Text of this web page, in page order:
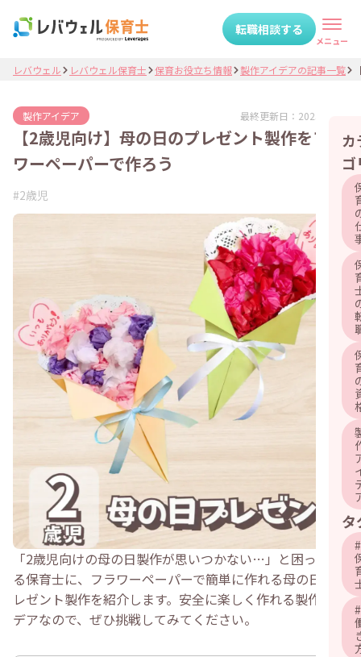
転職相談する
メニュー
カ
ゴ
タ
#
#
レバウェル レバウェル保育士 保育お役立ち情報 製作アイデアの記事一覧
製作アイデア 最終更新日： 2025.08.07
【2歳児向け】母の日のプレゼント製作をフラ
ワーペーパーで作ろう
#2歳児
「2歳児向けの母の日製作が思いつかない…」と困ってい
る保育士に、フラワーペーパーで簡単に作れる母の日のプ
レゼント製作を紹介します。安全に楽しく作れる製作アイ
デアなので、ぜひ挑戦してみてください。